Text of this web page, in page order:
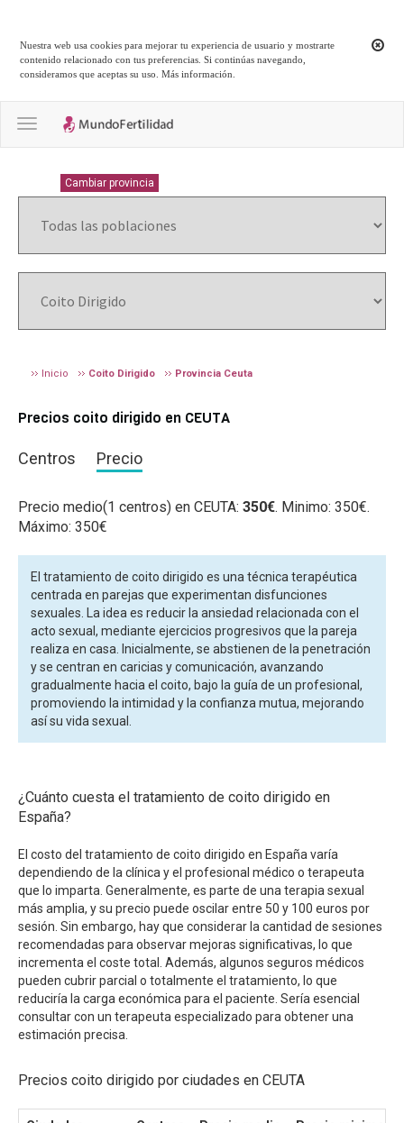
Nuestra web usa cookies para mejorar tu experiencia de usuario y mostrarte
contenido relacionado con tus preferencias. Si continúas navegando,
consideramos que aceptas su uso.Más información
Toggle navigation
Cambiar provincia
Inicio Coito Dirigido Provincia Ceuta
Precios coito dirigido en CEUTA
Centros Precio
Precio medio(1 centros) en CEUTA: 350€. Minimo: 350€.
Máximo: 350€
El tratamiento de coito dirigido es una técnica terapéutica
centrada en parejas que experimentan disfunciones
sexuales. La idea es reducir la ansiedad relacionada con el
acto sexual, mediante ejercicios progresivos que la pareja
realiza en casa. Inicialmente, se abstienen de la penetración
y se centran en caricias y comunicación, avanzando
gradualmente hacia el coito, bajo la guía de un profesional,
promoviendo la intimidad y la confianza mutua, mejorando
así su vida sexual.
¿Cuánto cuesta el tratamiento de coito dirigido en
España?
El costo del tratamiento de coito dirigido en España varía
dependiendo de la clínica y el profesional médico o terapeuta
que lo imparta. Generalmente, es parte de una terapia sexual
más amplia, y su precio puede oscilar entre 50 y 100 euros por
sesión. Sin embargo, hay que considerar la cantidad de sesiones
recomendadas para observar mejoras significativas, lo que
incrementa el coste total. Además, algunos seguros médicos
pueden cubrir parcial o totalmente el tratamiento, lo que
reduciría la carga económica para el paciente. Sería esencial
consultar con un terapeuta especializado para obtener una
estimación precisa.
Precios coito dirigido por ciudades en CEUTA